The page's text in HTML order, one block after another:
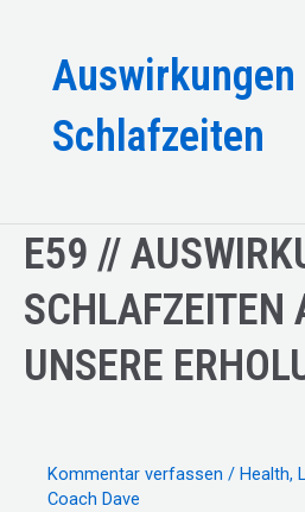
Schlafzeiten
E59 //
SCHLAFZEITEN
UNSERE
Kommentar verfassen / Health,
Coach Dave